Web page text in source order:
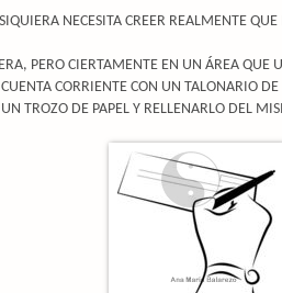
NECESITA CREER REALMENTE
PERO CIERTAMENTE EN UN ÁREA QUE
CORRIENTE CON UN TALONARIO
TROZO DE PAPEL Y RELLENARLO DEL